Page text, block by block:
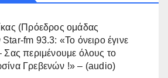
(Πρόεδρος ομάδας
fm 93.3: «Το όνειρο έγινε
Σας περιμένουμε όλους το
Γρεβενών !» – (audio)